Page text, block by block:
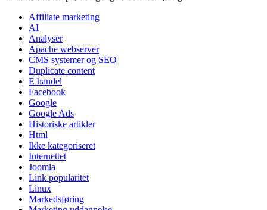
Affiliate marketing
AI
Analyser
Apache webserver
CMS systemer og SEO
Duplicate content
E handel
Facebook
Google
Google Ads
Historiske artikler
Html
Ikke kategoriseret
Internettet
Joomla
Link popularitet
Linux
Markedsføring